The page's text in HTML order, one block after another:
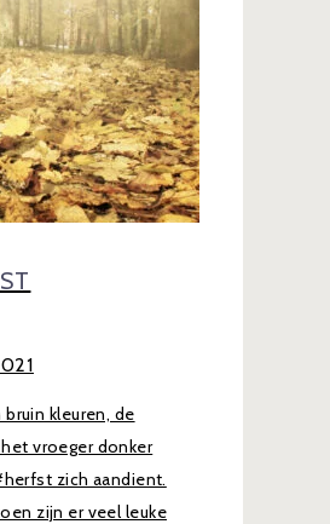
kleuren, de
vroeger donker
zich aandient.
zijn er veel leuke